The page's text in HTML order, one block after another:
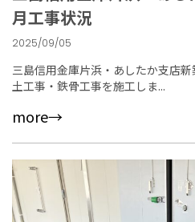
月工事状況
2025/09/05
三島信用金庫片浜・あしたか支店
土工事・鉄骨工事を施工しま...
more→